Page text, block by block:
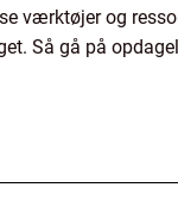
værktøjer og
Så gå på